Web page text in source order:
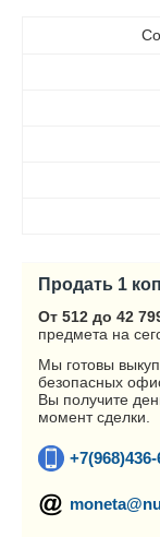
Продать 1
От 512 до 42
предмета на
Мы готовы
безопасных
Вы получите
момент сделки.
+7(968)436-